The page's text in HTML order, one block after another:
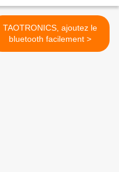
TAOTRONICS, ajoutez le
bluetooth facilement >